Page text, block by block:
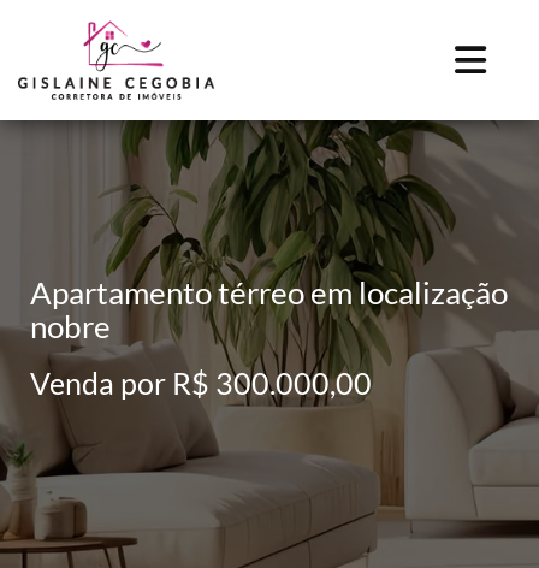
Apartamento térreo em localização
nobre
Venda por R$ 300.000,00